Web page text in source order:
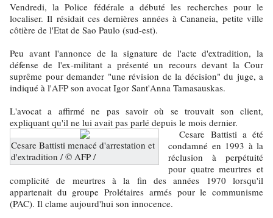
Vendredi, la Police fédérale a débuté les recherches pour le
localiser. Il résidait ces dernières années à Cananeia, petite ville
côtière de l'Etat de Sao Paulo (sud-est).
Peu avant l'annonce de la signature de l'acte d'extradition, la
défense de l'ex-militant a présenté un recours devant la Cour
suprême pour demander "une révision de la décision" du juge, a
indiqué à l'AFP son avocat Igor Sant'Anna Tamasauskas.
L'avocat a affirmé ne pas savoir où se trouvait son client,
expliquant qu'il ne lui avait pas parlé depuis le mois dernier.
Cesare Battisti menacé d'arrestation et
d'extradition / © AFP /
Cesare Battisti a été
condamné en 1993 à la
réclusion à perpétuité
pour quatre meurtres et
complicité de meurtres à la fin des années 1970 lorsqu'il
appartenait du groupe Prolétaires armés pour le communisme
(PAC). Il clame aujourd'hui son innocence.